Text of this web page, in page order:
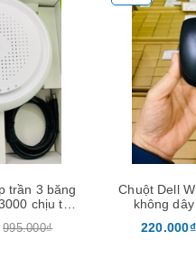
Xem
Chuột Dell WM118 Wireless
không dây Chính hãng
220.000₫
280.000₫
Mua hàng